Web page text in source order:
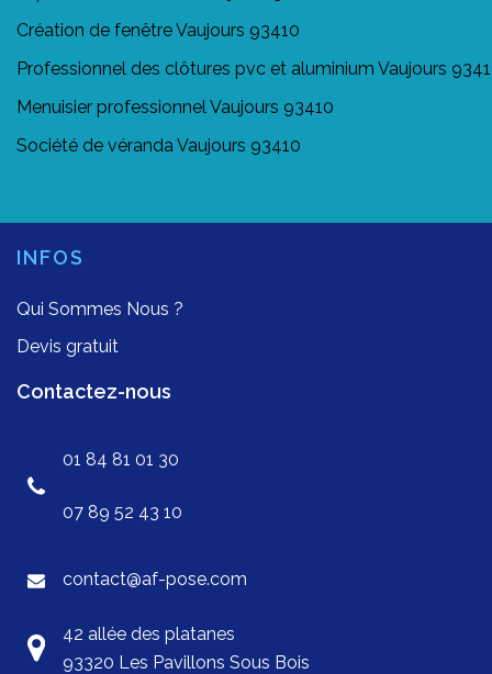
Création de fenêtre Vaujours 93410
Professionnel des clôtures pvc et aluminium Vaujours
Menuisier professionnel Vaujours 93410
Société de véranda Vaujours 93410
INFOS
Qui Sommes Nous ?
Devis gratuit
Contactez-nous
01 84 81 01 30
07 89 52 43 10
contact@af-pose.com
42 allée des platanes
93320 Les Pavillons Sous Bois